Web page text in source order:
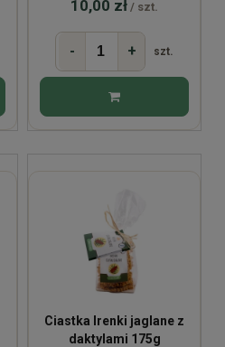
10,00 zł / szt.
- + szt.
Ciastka Irenki jaglane z
daktylami 175g